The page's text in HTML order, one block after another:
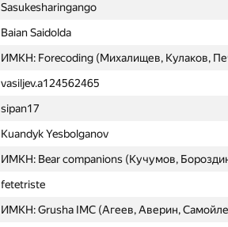
Sasukesharingango
Baian Saidolda
ИМКН: Forecoding (Михалищев, Кулаков,
vasiljev.a124562465
sipan17
Kuandyk Yesbolganov
ИМКН: Bear companions (Кучумов,
fetetriste
ИМКН: Grusha IMC (Агеев, Аверин,
Moscow SU Pretty Girls (Khromov Michael,
Anastasia)
Moscow IPT H1 (Gorodnitsky Oleg, Kulkov
Moscow SU 203 (Efimov Vladislav, Imeev
MIPT Beta (Kozin Vitaly, Kovalev Dmitry,
SPb ITMO University 1 (Korotkevich, Vasilyev,
SPb ITMO University 3 (Podtelkin, Zban,
ИМКН: ANSSAR (Стилик, Нагайцев,
nekonyaso (logicmachine, (nは自然数),